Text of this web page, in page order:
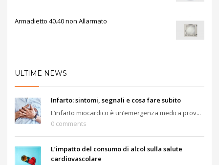
Armadietto 40.40 non Allarmato
ULTIME NEWS
Infarto: sintomi, segnali e cosa fare subito
L’infarto miocardico è un’emergenza medica prov...
0 comments
L’impatto del consumo di alcol sulla salute
cardiovascolare